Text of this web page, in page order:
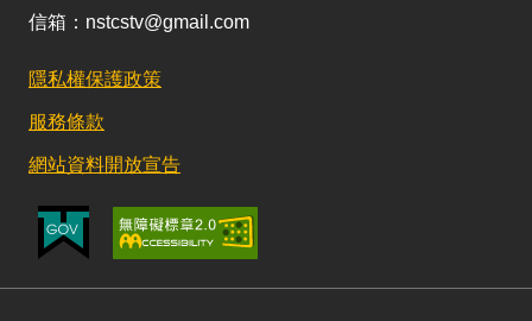
信箱：nstcstv@gmail.com
隱私權保護政策
服務條款
網站資料開放宣告